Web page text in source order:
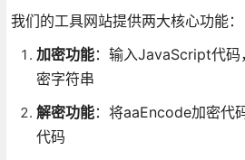
我们的工具网站提供两大核心功能：
加密功能：输入JavaScript代码
密字符串
解密功能：将aaEncode加密代
代码